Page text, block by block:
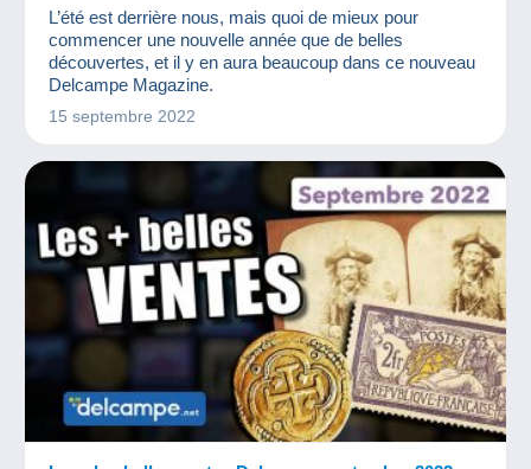
TIMBRES
L’été est derrière nous, mais quoi de mieux pour
commencer une nouvelle année que de belles
découvertes, et il y en aura beaucoup dans ce nouveau
Delcampe Magazine.
15 septembre 2022